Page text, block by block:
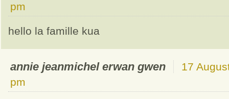
pm
hello la famille kua
annie jeanmichel erwan gwen
17
pm